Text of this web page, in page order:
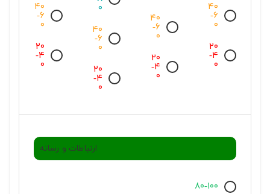
۴۰
-۶
۰
۲۰
-۴
۰
۴۰
-۶
۰
۲۰
-۴
۰
۰
۴۰
-۶
۰
۲۰
-۴
۰
۴۰
-۶
۰
۲۰
-۴
۰
ارتباطات و رسانه
۸۰-۱۰۰